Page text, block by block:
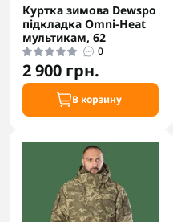
Куртка зимова Dewspo
підкладка Omni-Heat
мультикам, 62
0
2 900 грн.
В корзину